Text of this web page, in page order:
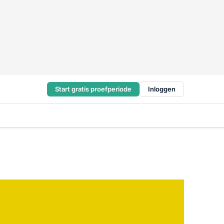
Start gratis proefperiode Inloggen